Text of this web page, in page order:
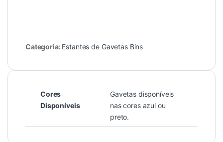
Categoria: Estantes de Gavetas Bins
Cores
Disponíveis
Gavetas disponíveis
nas cores azul ou
preto.